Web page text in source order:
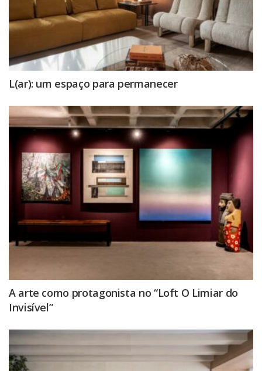
L(ar): um espaço para permanecer
A arte como protagonista no “Loft O Limiar do
Invisível”